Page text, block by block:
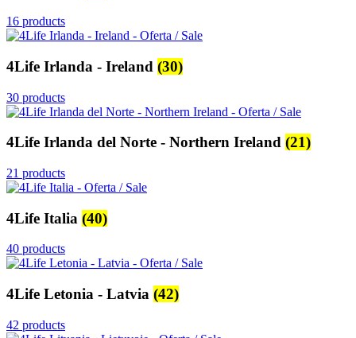
16 products
4Life Irlanda - Ireland (30)
30 products
4Life Irlanda del Norte - Northern Ireland (21)
21 products
4Life Italia (40)
40 products
4Life Letonia - Latvia (42)
42 products